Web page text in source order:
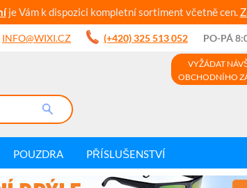
je Vám k dispozici kompletní sortiment včetně cen.
INFO@WIXI.CZ (+420) 325 513 052 PO-PÁ
VYŽÁDAT
OBCHODNÍHO
POUZDRA PŘÍSLUŠENSTVÍ